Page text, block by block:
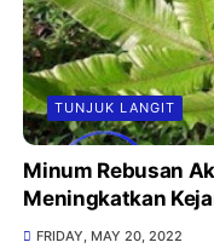
TUNJUK LANGIT
Minum Rebusan
FRIDAY, MAY 20, 2022